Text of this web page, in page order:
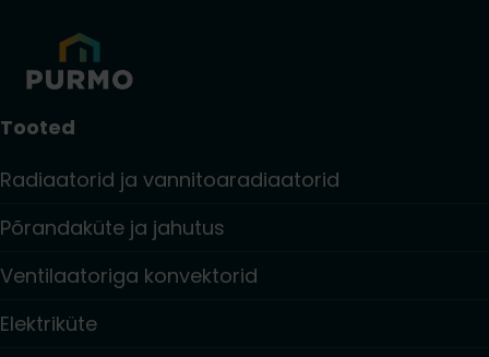
Tooted
Radiaatorid ja vannitoaradiaatorid
Põrandaküte ja jahutus
Ventilaatoriga konvektorid
Elektriküte